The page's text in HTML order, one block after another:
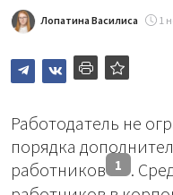
Авторы
Архив
База знаний
Подписка
Лопатина Василиса 1
Работодатель не
порядка
работников
1 .